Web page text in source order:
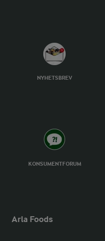
NYHETSBREV
KONSUMENTFORUM
Arla Foods